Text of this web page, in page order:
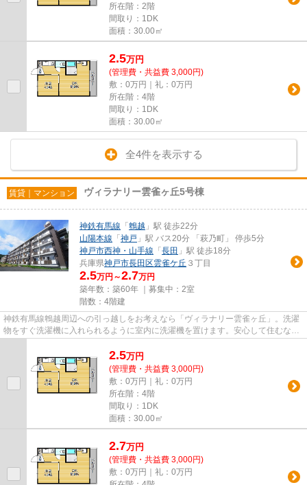
所在階：2階
間取り：1DK
面積：30.00㎡
2.5万円
(管理費・共益費 3,000円)
敷：0万円｜礼：0万円
所在階：4階
間取り：1DK
面積：30.00㎡
全4件を表示する
賃貸｜マンション ヴィラナリー雲雀ヶ丘5号棟
神鉄有馬線 「 鵯越 」駅 徒歩22分
山陽本線 「 神戸 」駅 バス20分 「萩乃町」 停歩5分
神戸市西神・山手線 「 長田 」駅 徒歩18分
兵庫県神戸市長田区雲雀ケ丘 ３丁目
2.5万円～2.7万円
築年数：築60年 ｜募集中： 2室
階数：4階建
神鉄有馬線鵯越周辺への引っ越しをお考えなら「ヴィラナリー雲雀ヶ丘」。洗濯
物をすぐ洗濯機に入れられるように室内に洗濯機を置けます。安心して住むな
2.5万円
(管理費・共益費 3,000円)
敷：0万円｜礼：0万円
所在階：4階
間取り：1DK
面積：30.00㎡
2.7万円
(管理費・共益費 3,000円)
敷：0万円｜礼：0万円